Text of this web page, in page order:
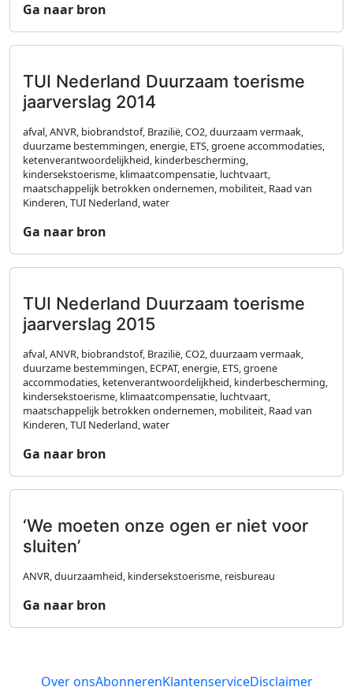
Ga naar bron
TUI Nederland Duurzaam toerisme
jaarverslag 2014
afval, ANVR, biobrandstof, Brazilië, CO2, duurzaam vermaak,
duurzame bestemmingen, energie, ETS, groene accommodaties,
ketenverantwoordelijkheid, kinderbescherming,
kindersekstoerisme, klimaatcompensatie, luchtvaart,
maatschappelijk betrokken ondernemen, mobiliteit, Raad van
Kinderen, TUI Nederland, water
Ga naar bron
TUI Nederland Duurzaam toerisme
jaarverslag 2015
afval, ANVR, biobrandstof, Brazilië, CO2, duurzaam vermaak,
duurzame bestemmingen, ECPAT, energie, ETS, groene
accommodaties, ketenverantwoordelijkheid, kinderbescherming,
kindersekstoerisme, klimaatcompensatie, luchtvaart,
maatschappelijk betrokken ondernemen, mobiliteit, Raad van
Kinderen, TUI Nederland, water
Ga naar bron
‘We moeten onze ogen er niet voor
sluiten’
ANVR, duurzaamheid, kindersekstoerisme, reisbureau
Ga naar bron
Over onsAbonnerenKlantenserviceDisclaimer